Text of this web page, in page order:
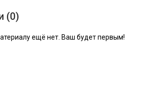
(0)
ещё нет. Ваш будет первым!